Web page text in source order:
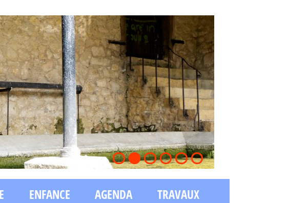
1 3 4 5 6
ENFANCE AGENDA TRAVAUX